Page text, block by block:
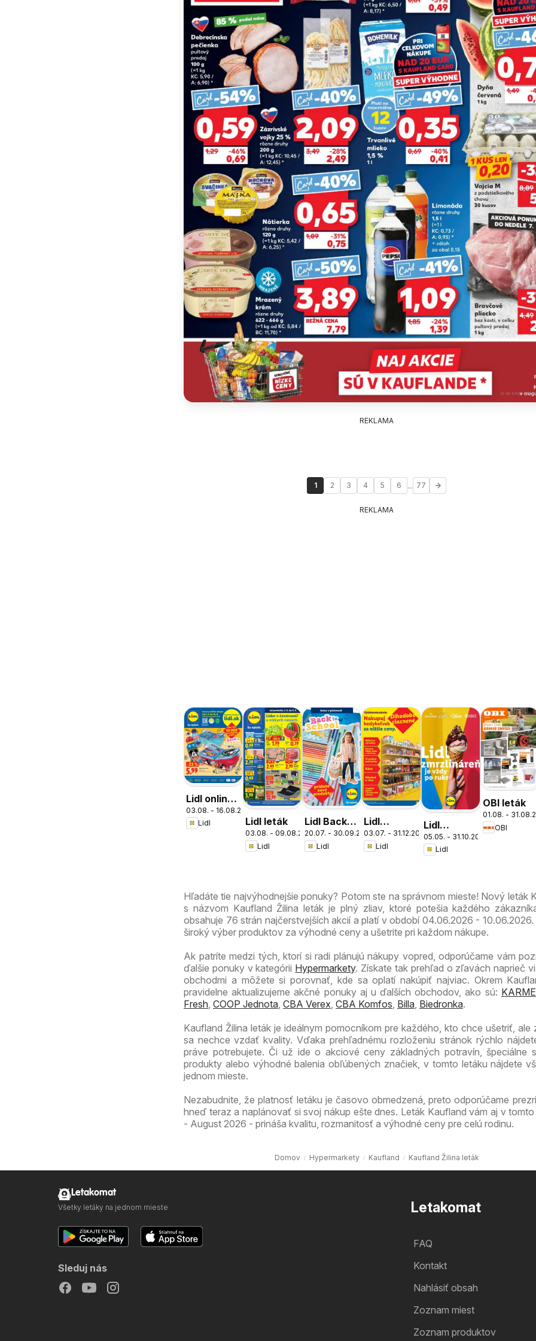
REKLAMA
1 2 3 4 5 6 ... 77
REKLAMA
Lidl online
magazín
03.08. - 16.08.2026
Lidl
Lidl leták
03.08. - 09.08.2026
Lidl
Lidl Back
to school
20.07. - 30.09.2026
Lidl
Lidl
dlhodobo
zlacnené
03.07. - 31.12.2026
Lidl
Lidl
zmrzlináreň
05.05. - 31.10.2026
Lidl
OBI leták
01.08. -
OBI
Hľadáte tie najvýhodnejšie ponuky? Potom ste na správnom mieste! Nový leták
s názvom Kaufland Žilina leták je plný zliav, ktoré potešia každého
obsahuje 76 strán najčerstvejších akcií a platí v období 04.06.2026 - 10.06.2026.
široký výber produktov za výhodné ceny a ušetrite pri každom nákupe.
Ak patríte medzi tých, ktorí si radi plánujú nákupy vopred, odporúčame vám
ďalšie ponuky v kategórii Hypermarkety. Získate tak prehľad o zľavách naprieč
obchodmi a môžete si porovnať, kde sa oplatí nakúpiť najviac. Okrem
pravidelne aktualizujeme akčné ponuky aj u ďalších obchodov, ako sú:
Fresh COOP Jednota CBA Verex CBA Komfos Billa Biedronka.
Kaufland Žilina leták je ideálnym pomocníkom pre každého, kto chce ušetriť, ale
sa nechce vzdať kvality. Vďaka prehľadnému rozloženiu stránok rýchlo
práve potrebujete. Či už ide o akciové ceny základných potravín, špeciálne
produkty alebo výhodné balenia obľúbených značiek, v tomto letáku nájdete
jednom mieste.
Nezabudnite, že platnosť letáku je časovo obmedzená, preto odporúčame
hneď teraz a naplánovať si svoj nákup ešte dnes. Leták Kaufland vám aj v tomto
- August 2026 - prináša kvalitu, rozmanitosť a výhodné ceny pre celú rodinu.
Domov Hypermarkety Kaufland Kaufland Žilina leták
Letakomat
FAQ
Kontakt
Nahlásiť obsah
Zoznam miest
Zoznam produktov
Letakomat
Všetky letáky na jednom mieste
Sleduj nás